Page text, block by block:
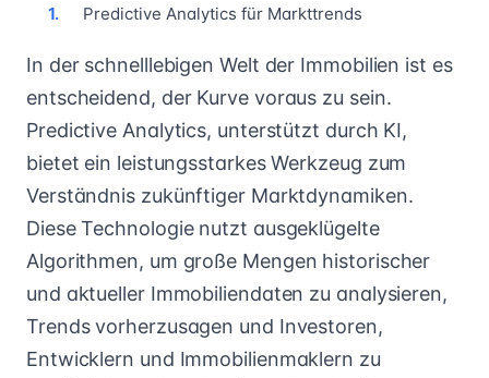
Predictive Analytics für Markttrends
In der schnelllebigen Welt der Immobilien ist es
entscheidend, der Kurve voraus zu sein.
Predictive Analytics, unterstützt durch KI,
bietet ein leistungsstarkes Werkzeug zum
Verständnis zukünftiger Marktdynamiken.
Diese Technologie nutzt ausgeklügelte
Algorithmen, um große Mengen historischer
und aktueller Immobiliendaten zu analysieren,
Trends vorherzusagen und Investoren,
Entwicklern und Immobilienmaklern zu